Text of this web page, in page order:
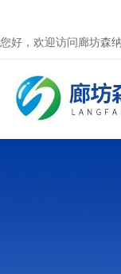
您好，欢迎访问廊坊森